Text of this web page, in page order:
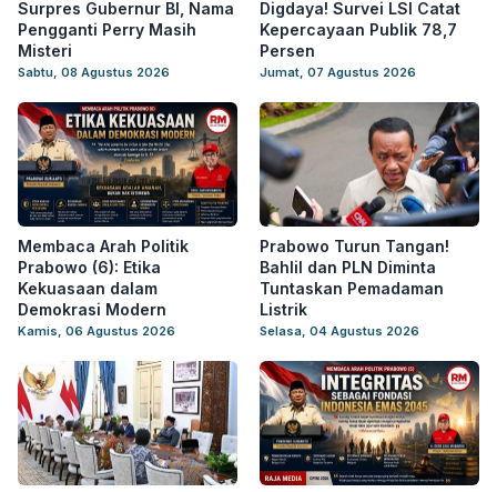
Surpres Gubernur BI, Nama
Pengganti Perry Masih
Misteri
Sabtu, 08 Agustus 2026
Digdaya! Survei LSI Catat
Kepercayaan Publik 78,7
Persen
Jumat, 07 Agustus 2026
Membaca Arah Politik
Prabowo (6): Etika
Kekuasaan dalam
Demokrasi Modern
Kamis, 06 Agustus 2026
Prabowo Turun Tangan!
Bahlil dan PLN Diminta
Tuntaskan Pemadaman
Listrik
Selasa, 04 Agustus 2026